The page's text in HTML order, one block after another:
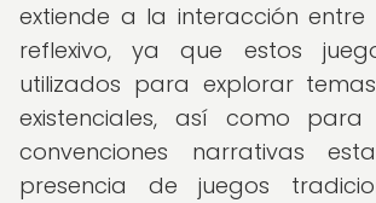
extiende a la interacción
reflexivo, ya que estos
utilizados para explorar
existenciales, así como
convenciones narrativas
presencia de juegos